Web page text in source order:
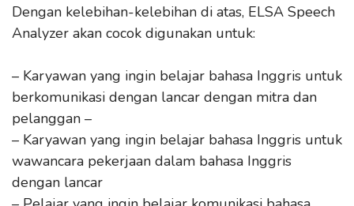
Dengan kelebihan-kelebihan di atas, ELSA Speech
Analyzer akan cocok digunakan untuk:
– Karyawan yang ingin belajar bahasa Inggris untuk
berkomunikasi dengan lancar dengan mitra dan
pelanggan –
– Karyawan yang ingin belajar bahasa Inggris untuk
wawancara pekerjaan dalam bahasa Inggris
dengan lancar